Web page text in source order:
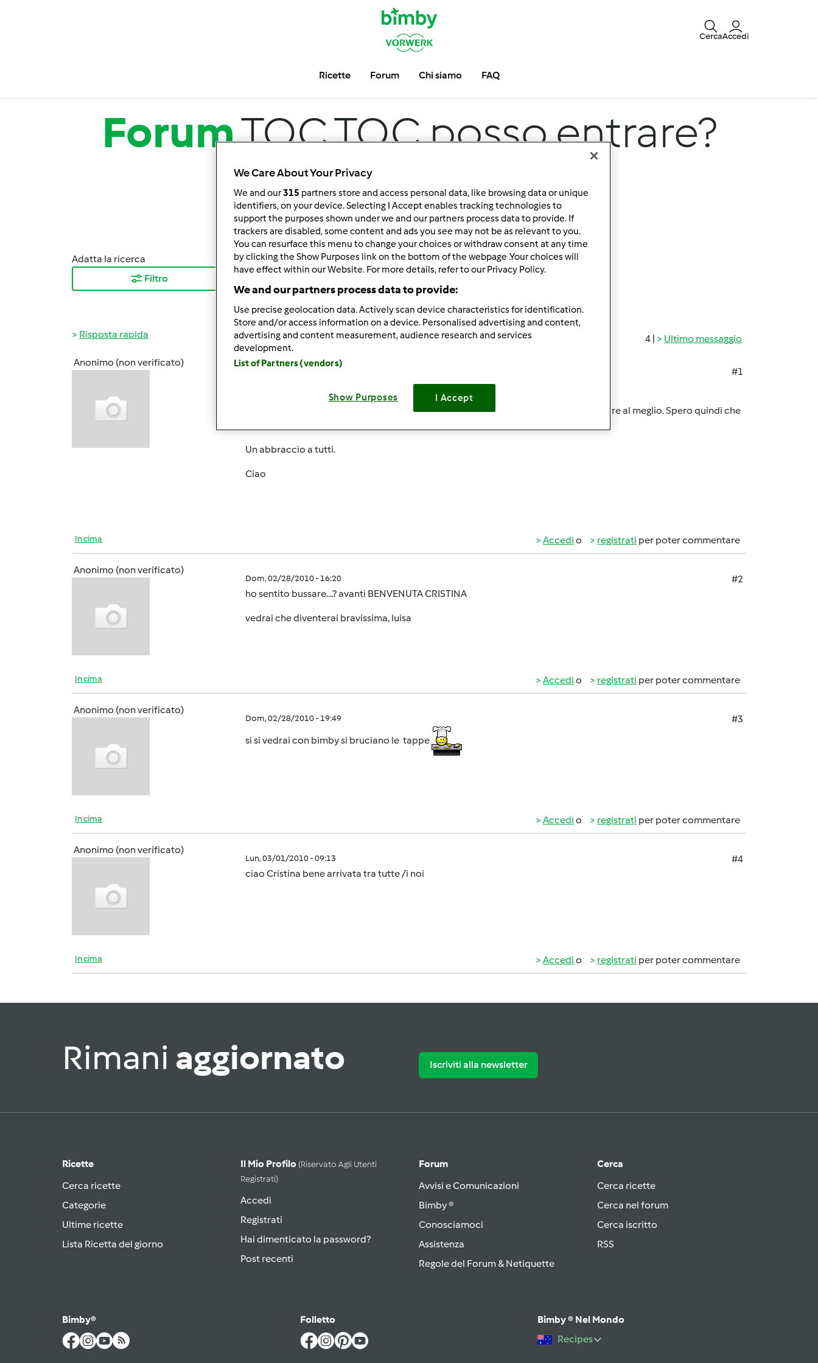
CercaAccedi
Ricette Forum Chi siamo FAQ
ForumTOC TOC posso entrare?
Adatta la ricerca
Filtro
Ordina per:
Risultati per pagina:
4 | Ultimo messaggio
Risposta rapida
Anonimo (non verificato)
Dom, 02/28/2010 - 16:01
#1
mi chiamo cristina. Ho il bimby da qualche tempo ma sono sicura di non saperlo usare al meglio. Spero quindi che
Un abbraccio a tutti.
Ciao
In cima Accedi o registrati per poter commentare
Anonimo (non verificato)
Dom, 02/28/2010 - 16:20
#2
ho sentito bussare....? avanti BENVENUTA CRISTINA
vedrai che diventerai bravissima, luisa
In cima Accedi o registrati per poter commentare
Anonimo (non verificato)
Dom, 02/28/2010 - 19:49
#3
si si vedrai con bimby si bruciano le tappe
In cima Accedi o registrati per poter commentare
Anonimo (non verificato)
Lun, 03/01/2010 - 09:13
#4
ciao Cristina bene arrivata tra tutte /i noi
In cima Accedi o registrati per poter commentare
Rimani aggiornato Iscriviti alla newsletter
Ricette
Cerca ricette
Categorie
Ultime ricette
Lista Ricetta del giorno
Il Mio Profilo (riservato Agli Utenti
Registrati)
Accedi
Registrati
Hai dimenticato la password?
Post recenti
Forum
Avvisi e Comunicazioni
Bimby ®
Conosciamoci
Assistenza
Regole del Forum & Netiquette
Cerca
Cerca ricette
Cerca nel forum
Cerca iscritto
RSS
Bimby® Folletto
Bimby ® Nel Mondo
Recipes
We Care About Your Privacy
We and our315 partners store and access personal data, like browsing data or unique
identifiers, on your device. Selecting I Accept enables tracking technologies to
support the purposes shown under we and our partners process data to provide. If
trackers are disabled, some content and ads you see may not be as relevant to you.
You can resurface this menu to change your choices or withdraw consent at any time
by clicking the Show Purposes link on the bottom of the webpage .Your choices will
have effect within our Website. For more details, refer to our Privacy Policy.
We and our partners process data to provide:
Use precise geolocation data. Actively scan device characteristics for identification.
Store and/or access information on a device. Personalised advertising and content,
advertising and content measurement, audience research and services
development.
List of Partners (vendors)
Show Purposes I Accept